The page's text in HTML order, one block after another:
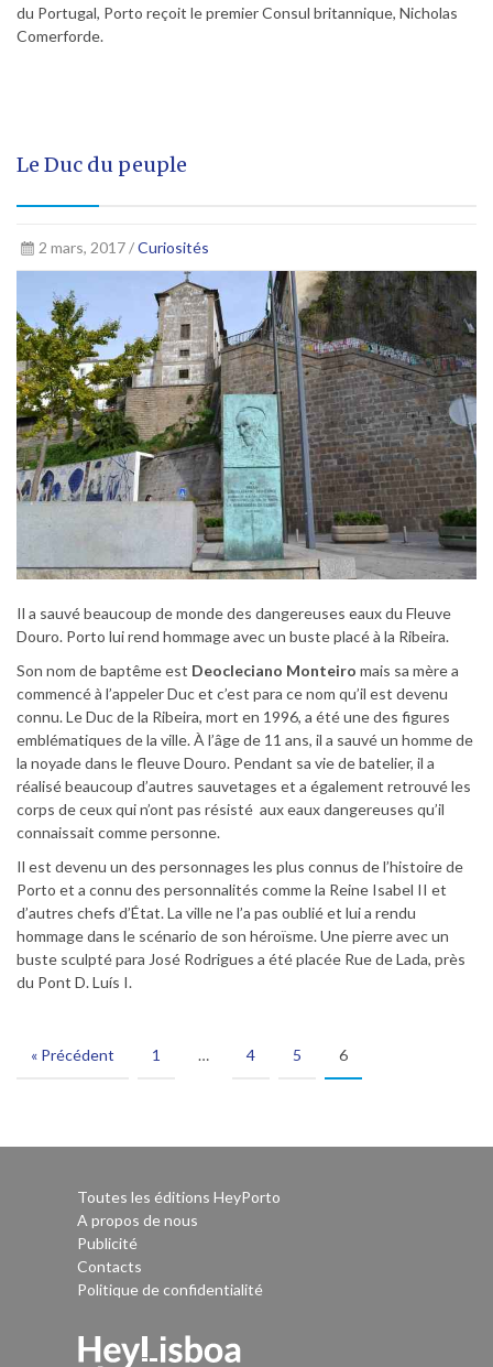
du Portugal, Porto reçoit le premier Consul britannique, Nicholas
Comerforde.
Le Duc du peuple
2 mars, 2017 /Curiosités
Il a sauvé beaucoup de monde des dangereuses eaux du Fleuve
Douro. Porto lui rend hommage avec un buste placé à la Ribeira.
Son nom de baptême est Deocleciano Monteiro mais sa mère a
commencé à l’appeler Duc et c’est para ce nom qu’il est devenu
connu. Le Duc de la Ribeira, mort en 1996, a été une des figures
emblématiques de la ville. À l’âge de 11 ans, il a sauvé un homme de
la noyade dans le fleuve Douro. Pendant sa vie de batelier, il a
réalisé beaucoup d’autres sauvetages et a également retrouvé les
corps de ceux qui n’ont pas résisté aux eaux dangereuses qu’il
connaissait comme personne.
Il est devenu un des personnages les plus connus de l’histoire de
Porto et a connu des personnalités comme la Reine Isabel II et
d’autres chefs d’État. La ville ne l’a pas oublié et lui a rendu
hommage dans le scénario de son héroïsme. Une pierre avec un
buste sculpté para José Rodrigues a été placée Rue de Lada, près
du Pont D. Luís I.
« Précédent 1 … 4 5 6
Toutes les éditions HeyPorto
A propos de nous
Publicité
Contacts
Politique de confidentialité